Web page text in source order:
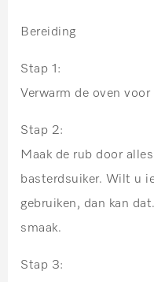
Bereiding
Stap 1:
Verwarm de oven voor
Stap 2:
Maak de rub door
basterdsuiker. Wilt u
gebruiken, dan kan
smaak.
Stap 3: